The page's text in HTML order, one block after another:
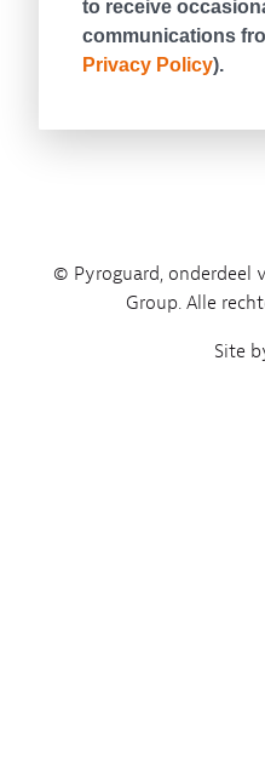
© Pyroguard, onderdeel
Group. Alle
Site